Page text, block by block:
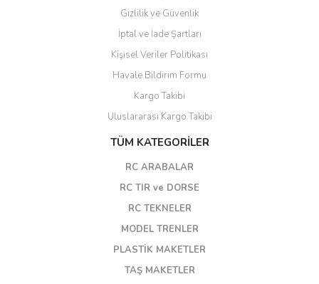
Gizlilik ve Güvenlik
İptal ve İade Şartları
Kişisel Veriler Politikası
Havale Bildirim Formu
Kargo Takibi
Uluslararası Kargo Takibi
TÜM KATEGORİLER
RC ARABALAR
RC TIR ve DORSE
RC TEKNELER
MODEL TRENLER
PLASTİK MAKETLER
TAŞ MAKETLER